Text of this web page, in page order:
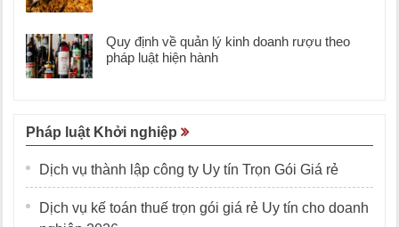
Quy định về quản lý kinh doanh rượu theo
pháp luật hiện hành
Pháp luật Khởi nghiệp
Dịch vụ thành lập công ty Uy tín Trọn Gói Giá rẻ
Dịch vụ kế toán thuế trọn gói giá rẻ Uy tín cho doanh